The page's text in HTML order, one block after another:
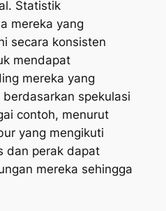
Statistik
mereka yang
secara konsisten
mendapat
mereka yang
spekulasi
contoh, menurut
yang mengikuti
dan perak dapat
mereka sehingga